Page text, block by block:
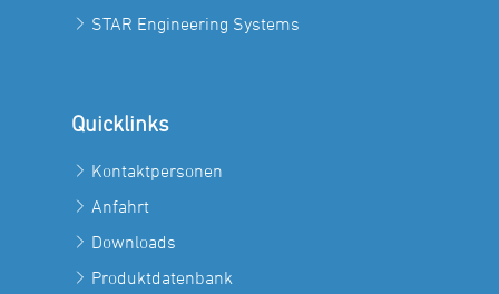
STAR Engineering Systems
Quicklinks
Kontaktpersonen
Anfahrt
Downloads
Produktdatenbank